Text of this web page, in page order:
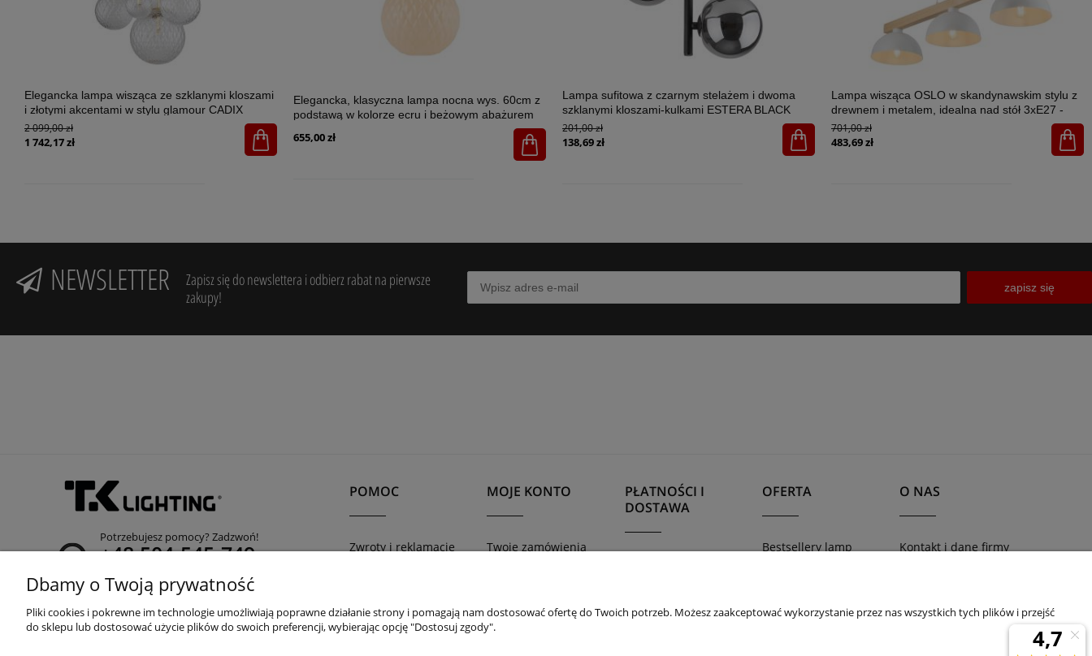
Elegancka lampa wisząca ze szklanymi kloszami
i złotymi akcentami w stylu glamour CADIX
GOLD 7xG9 - 4608
2 099,00 zł
1 742,17 zł
Elegancka, klasyczna lampa nocna wys. 60cm z
podstawą w kolorze ecru i beżowym abażurem
655,00 zł
Lampa sufitowa z czarnym stelażem i dwoma
szklanymi kloszami-kulkami ESTERA BLACK
2xG9 - 6706
201,00 zł
138,69 zł
Lampa wisząca OSLO w skandynawskim stylu z
drewnem i metalem, idealna nad stół 3xE27 -
4712
701,00 zł
483,69 zł
NEWSLETTER
Zapisz się do newslettera i odbierz rabat na pierwsze
zakupy!
zapisz się
Potrzebujesz pomocy? Zadzwoń!
+48 504-545-749
(infolinia czynna poniedziałek - piątek od 8:00 do
15:00)
adres:
ul. Przemysłowa 11a, 75-216 Koszalin
POMOC
Zwroty i reklamacje
MOJE KONTO
Twoje zamówienia
PŁATNOŚCI I
DOSTAWA
zamówienia
OFERTA
Bestsellery lamp
O NAS
Kontakt i dane firmy
Dbamy o Twoją prywatność
Pliki cookies i pokrewne im technologie umożliwiają poprawne działanie strony i pomagają nam dostosować ofertę do Twoich potrzeb. Możesz zaakceptować wykorzystanie przez nas wszystkich tych plików i przejść
do sklepu lub dostosować użycie plików do swoich preferencji, wybierając opcję "Dostosuj zgody".